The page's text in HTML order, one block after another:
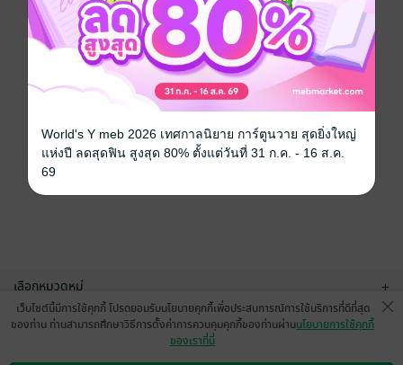
เลือกหมวดหมู่ +
บริการช่วยเหลือ
เว็บไซต์นี้มีการใช้คุกกี้ โปรดยอมรับนโยบายคุกกี้เพื่อประสบการณ์การใช้บริการที่ดีที่สุด
ของท่าน ท่านสามารถศึกษาวิธีการตั้งค่าการควบคุมคุกกี้ของท่านผ่านนโยบายการใช้คุกกี้
ของเราที่นี่
World's Y meb 2026 เทศกาลนิยาย การ์ตูนวาย สุดยิ่งใหญ่
แห่งปี ลดสุดฟิน สูงสุด 80% ตั้งแต่วันที่ 31 ก.ค. - 16 ส.ค.
69